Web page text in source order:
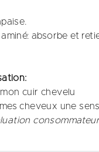
absorbe et
cuir chevelu​
cheveux une